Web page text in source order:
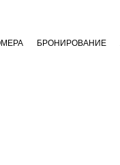
БРОНИРОВАНИЕ